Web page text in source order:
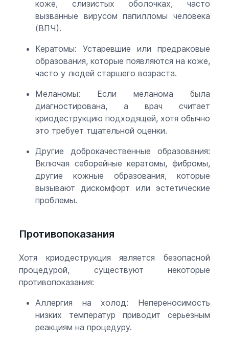
коже, слизистых оболочках, часто
вызванные вирусом папилломы человека
(ВПЧ).
Кератомы: Устаревшие или предраковые
образования, которые появляются на коже,
часто у людей старшего возраста.
Меланомы: Если меланома была
диагностирована, а врач считает
криодеструкцию подходящей, хотя обычно
это требует тщательной оценки.
Другие доброкачественные образования:
Включая себорейные кератомы, фибромы,
другие кожные образования, которые
вызывают дискомфорт или эстетические
проблемы.
Противопоказания
Хотя криодеструкция является безопасной
процедурой, существуют некоторые
противопоказания:
Аллергия на холод: Непереносимость
низких температур приводит серьезным
реакциям на процедуру.